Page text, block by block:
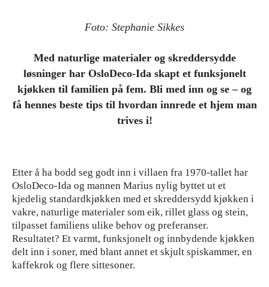
Foto: Stephanie Sikkes
Med naturlige materialer og skreddersydde
løsninger har OsloDeco-Ida skapt et funksjonelt
kjøkken til familien på fem. Bli med inn og se – og
få hennes beste tips til hvordan innrede et hjem man
trives i!
Etter å ha bodd seg godt inn i villaen fra 1970-tallet har
OsloDeco-Ida og mannen Marius nylig byttet ut et
kjedelig standardkjøkken med et skreddersydd kjøkken i
vakre, naturlige materialer som eik, rillet glass og stein,
tilpasset familiens ulike behov og preferanser.
Resultatet? Et varmt, funksjonelt og innbydende kjøkken
delt inn i soner, med blant annet et skjult spiskammer, en
kaffekrok og flere sittesoner.